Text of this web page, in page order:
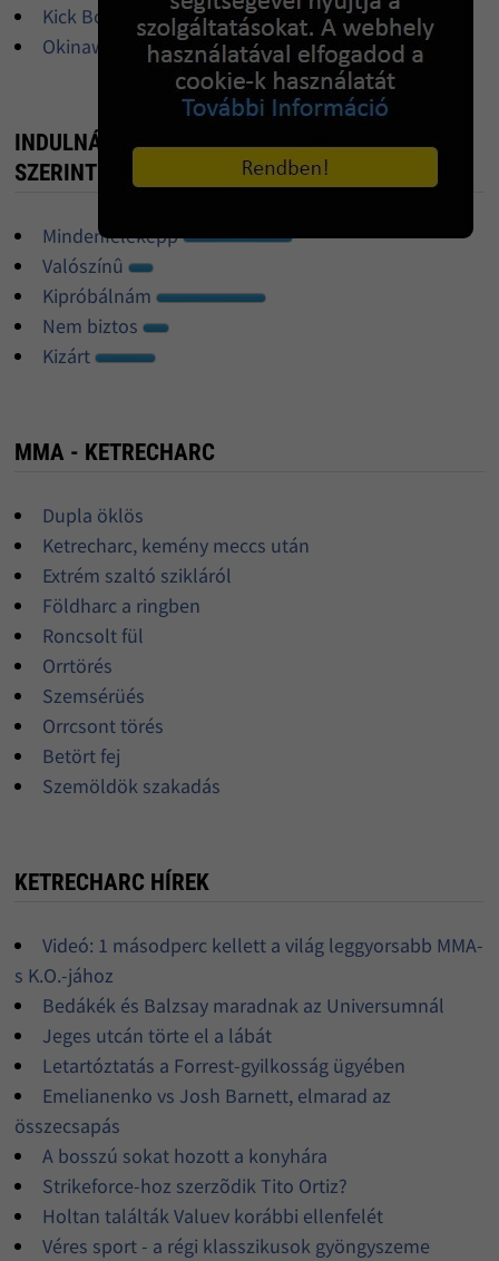
Kick Box és Thai Box edzések
Okinawa Kobudo oktatás
INDULNÁL KETRECHARC BAJNOKSÁGON? -
SZERINTED?!
Mindenféleképp
Valószínû
Kipróbálnám
Nem biztos
Kizárt
MMA - KETRECHARC
Dupla öklös
Ketrecharc, kemény meccs után
Extrém szaltó szikláról
Földharc a ringben
Roncsolt fül
Orrtörés
Szemsérüés
Orrcsont törés
Betört fej
Szemöldök szakadás
KETRECHARC HÍREK
Videó: 1 másodperc kellett a világ leggyorsabb MMA-
s K.O.-jához
Bedákék és Balzsay maradnak az Universumnál
Jeges utcán törte el a lábát
Letartóztatás a Forrest-gyilkosság ügyében
Emelianenko vs Josh Barnett, elmarad az
összecsapás
A bosszú sokat hozott a konyhára
Strikeforce-hoz szerzõdik Tito Ortiz?
Holtan találták Valuev korábbi ellenfelét
Véres sport - a régi klasszikusok gyöngyszeme